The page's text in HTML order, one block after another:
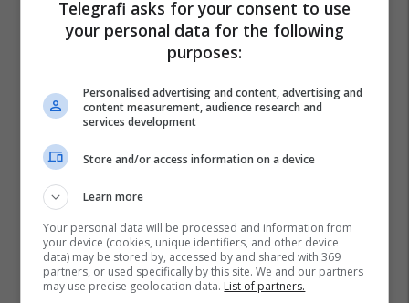
Reformat Në Maqedoni
Enti Shtetëror Për Revizion - Maqedoni
Telegrafi asks for your consent to use
your personal data for the following
purposes:
Personalised advertising and content, advertising and
content measurement, audience research and
services development
Store and/or access information on a device
Learn more
Your personal data will be processed and information from
your device (cookies, unique identifiers, and other device
data) may be stored by, accessed by and shared with 369
partners, or used specifically by this site. We and our partners
may use precise geolocation data. List of partners.